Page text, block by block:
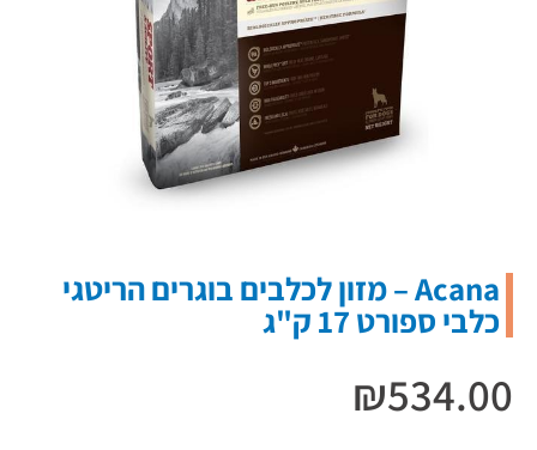
Acana – מזון לכלבים בוגרים הריטגי
כלבי ספורט 17 ק"ג
₪534.00